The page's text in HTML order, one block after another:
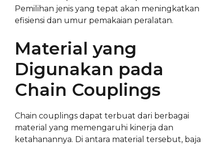
Pemilihan jenis yang tepat akan meningkatkan
efisiensi dan umur pemakaian peralatan.
Material yang
Digunakan pada
Chain Couplings
Chain couplings dapat terbuat dari berbagai
material yang memengaruhi kinerja dan
ketahanannya. Di antara material tersebut, baja